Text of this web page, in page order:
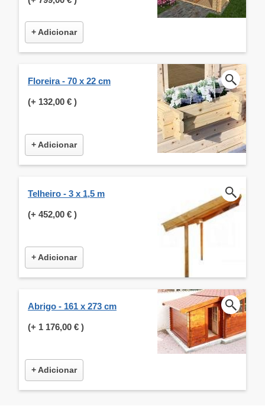
+ Adicionar
Floreira - 70 x 22 cm
(+ 132,00 € )
+ Adicionar
Telheiro - 3 x 1,5 m
(+ 452,00 € )
+ Adicionar
Abrigo - 161 x 273 cm
(+ 1 176,00 € )
+ Adicionar